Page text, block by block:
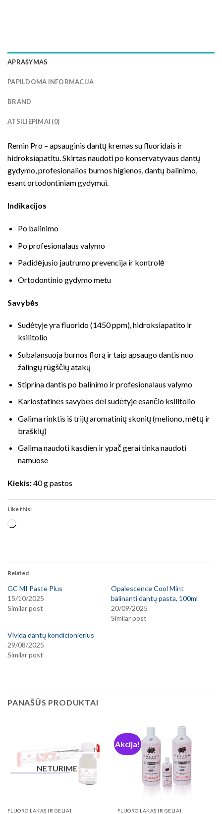
APRAŠYMAS
PAPILDOMA INFORMACIJA
BRAND
ATSILIEPIMAI (0)
Remin Pro – apsauginis dantų kremas su fluoridais ir
hidroksiapatitu. Skirtas naudoti po konservatyvaus dantų
gydymo, profesionalios burnos higienos, dantų balinimo,
esant ortodontiniam gydymui.
Indikacijos
Po balinimo
Po profesionalaus valymo
Padidėjusio jautrumo prevencija ir kontrolė
Ortodontinio gydymo metu
Savybės
Sudėtyje yra fluorido (1450 ppm), hidroksiapatito ir
ksilitolio
Subalansuoja burnos florą ir taip apsaugo dantis nuo
žalingų rūgščių atakų
Stiprina dantis po balinimo ir profesionalaus valymo
Kariostatinės savybės dėl sudėtyje esančio ksilitolio
Galima rinktis iš trijų aromatinių skonių (meliono, mėtų ir
braškių)
Galima naudoti kasdien ir ypač gerai tinka naudoti
namuose
Kiekis:40 g pastos
Like this:
Loading…
Related
GC MI Paste Plus
15/10/2025
Similar post
Opalescence Cool Mint
balinanti dantų pasta, 100ml
20/09/2025
Similar post
Vivida dantų kondicionierius
29/08/2025
Similar post
PANAŠŪS PRODUKTAI
NETURIME
FLUORO LAKAS IR GELIAI
Akcija!
FLUORO LAKAS IR GELIAI